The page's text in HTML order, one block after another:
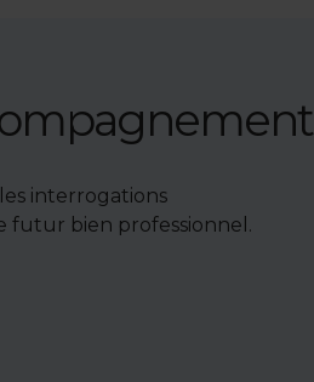
interrogations
futur bien professionnel.